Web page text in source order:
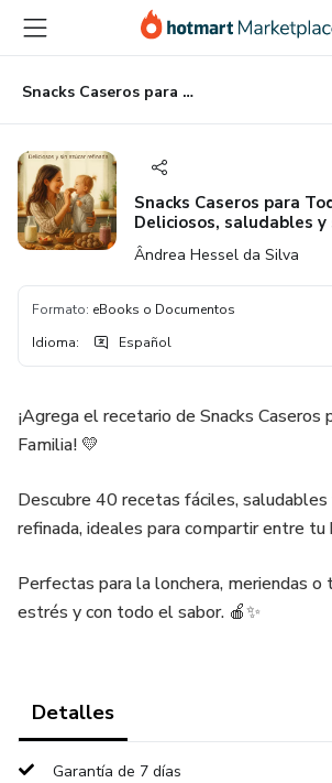
principal
página
de
página
Snacks Caseros para Toda la Familia - Deliciosos, saludables y sin azúcar refinada
Snacks Caseros para
Deliciosos, saludables y
refinada
Ândrea Hessel da Silva
Formato: eBooks o Documentos
Idioma: Español
¡Agrega el recetario de Snacks Caseros
Familia! 💛
Descubre 40 recetas fáciles, saludables
refinada, ideales para compartir entre tu
Perfectas para la lonchera, meriendas o
estrés y con todo el sabor. 🍎✨
Detalles
Garantía de 7 días